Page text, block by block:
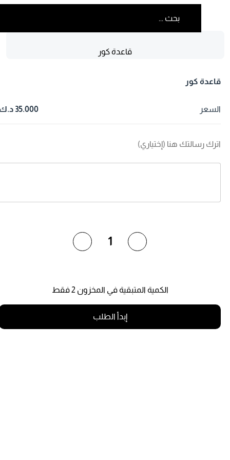
قاعدة كور
كور
35.000 د.ك
رسالتك هنا (إختياري)
الكمية المتبقية في المخزون 2 فقط
إبدأ الطلب